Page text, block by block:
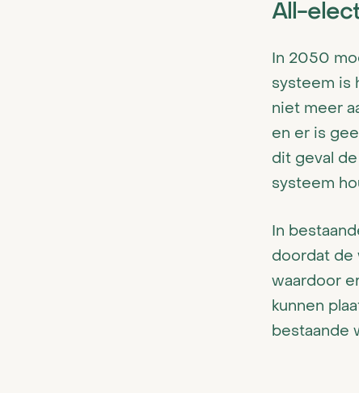
All-
In 2050
systeem is
niet meer
en er is
dit geval
systeem
In
doordat de
waardoor
kunnen
bestaande